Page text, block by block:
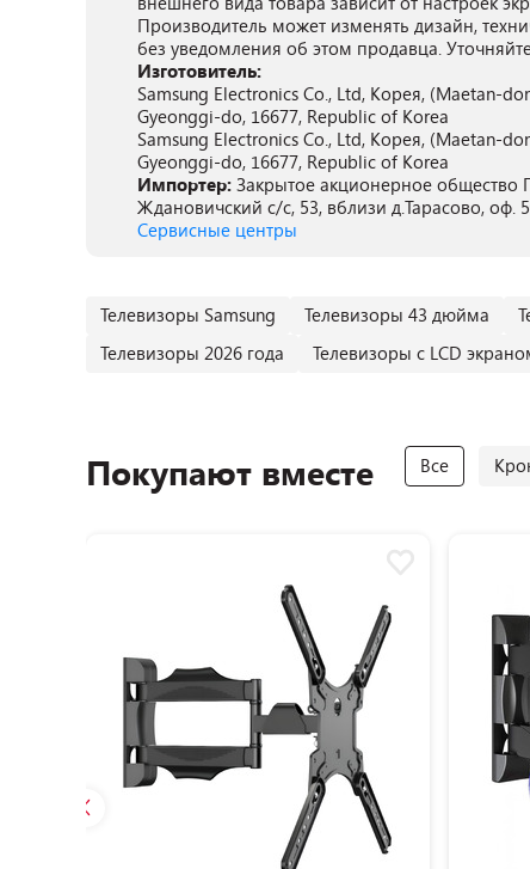
Производитель может изменять дизайн,
без уведомления об этом продавца.
Изготовитель:
Samsung Electronics Co., Ltd, Корея, (Maetan-
Gyeonggi-do, 16677, Republic of Korea
Samsung Electronics Co., Ltd, Корея, (Maetan-
Gyeonggi-do, 16677, Republic of Korea
Импортер: Закрытое акционерное
Ждановичский с/с, 53, вблизи д.Тарасово, оф.
Сервисные центры
Телевизоры Samsung Телевизоры 43 дюйма
Телевизоры 2026 года
Телевизоры с LCD
Покупают вместе Все